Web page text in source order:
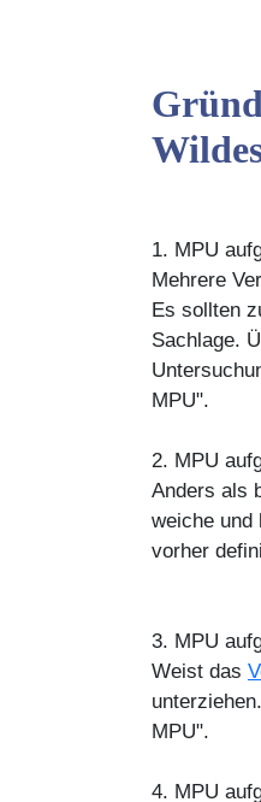
1. MPU
Mehrere
Es sollten
Sachlage.
MPU".
2. MPU
Anders als
weiche und
vorher
3. MPU
Weist das
MPU".
4. MPU